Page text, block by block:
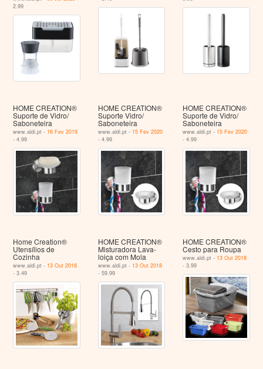
2.99
HOME CREATION®
Suporte de Vidro/
Saboneteira
www.aldi.pt - 16 Fev 2019
- 4.99
HOME CREATION®
Suporte Vidro/
Saboneteira
www.aldi.pt - 15 Fev 2020
- 4.99
HOME CREATION®
Suporte de Vidro/
Saboneteira
www.aldi.pt - 15 Fev 2020
- 4.99
Home Creation®
Utensílios de
Cozinha
www.aldi.pt - 13 Out 2018
- 3.49
HOME CREATION®
Misturadora Lava-
loiça com Mola
www.aldi.pt - 13 Out 2018
- 59.99
HOME CREATION®
Cesto para Roupa
www.aldi.pt - 13 Out 2018
- 3.99